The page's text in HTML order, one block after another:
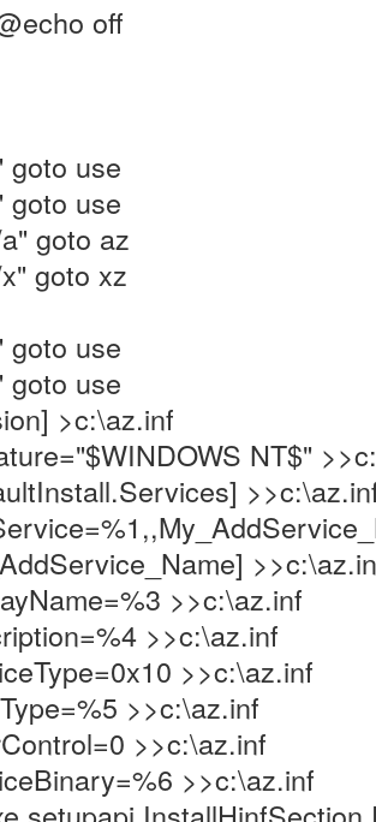
off
goto use
goto use
goto az
goto xz
goto use
goto use
>c:\az.inf
NT$"
>>c:\az.inf
>>c:\az.inf
>>c:\az.inf
>>c:\az.inf
>>c:\az.inf
>>c:\az.inf